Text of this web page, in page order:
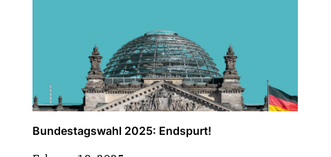
Bundestagswahl 2025: Endspurt!